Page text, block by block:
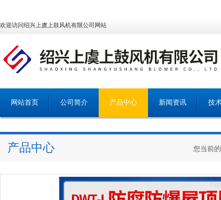
欢迎访问绍兴上虞上鼓风机有限公司网站
网站首页 公司简介 产品中心 新闻资讯 技
产品中心 您当前